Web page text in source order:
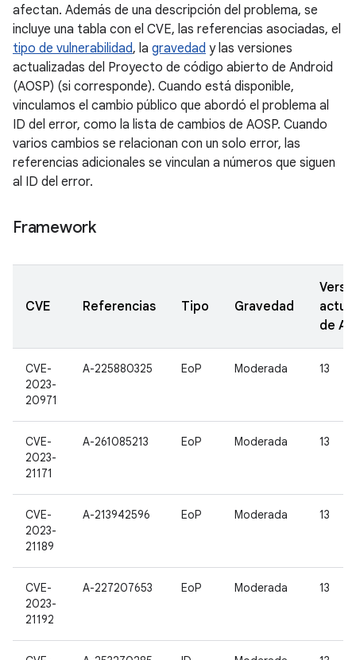
afectan. Además de una descripción del problema, se
incluye una tabla con el CVE, las referencias asociadas, el
tipo de vulnerabilidad, la gravedad y las versiones
actualizadas del Proyecto de código abierto de Android
(AOSP) (si corresponde). Cuando está disponible,
vinculamos el cambio público que abordó el problema al
ID del error, como la lista de cambios de AOSP. Cuando
varios cambios se relacionan con un solo error, las
referencias adicionales se vinculan a números que siguen
al ID del error.
Framework
CVE Referencias Tipo Gravedad
de
CVE-
2023-
20971
A-225880325 EoP Moderada 13
CVE-
2023-
21171
A-261085213 EoP Moderada 13
CVE-
2023-
21189
A-213942596 EoP Moderada 13
CVE-
2023-
21192
A-227207653 EoP Moderada 13